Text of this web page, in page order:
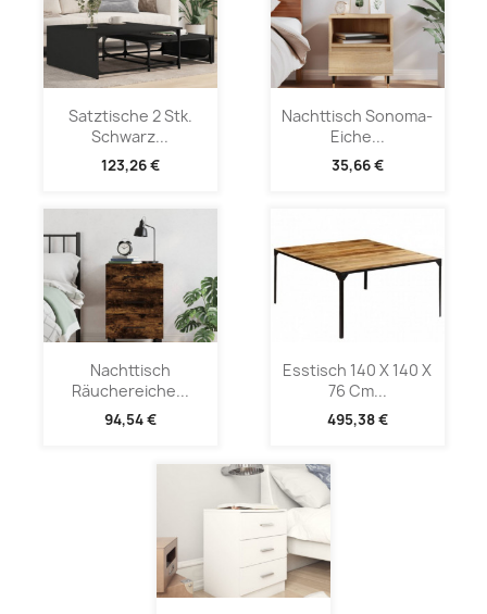
Satztische 2 Stk.
Schwarz...
123,26 €
Nachttisch Sonoma-
Eiche...
35,66 €
Nachttisch
Räuchereiche...
94,54 €
Esstisch 140 X 140 X
76 Cm...
495,38 €